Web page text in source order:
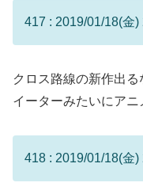
417 : 2019/01/18(金
クロス路線の新作出
イーターみたいにア
418 : 2019/01/18(金